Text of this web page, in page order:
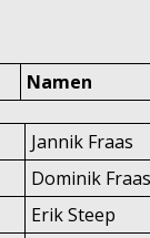
Namen
Jannik Fraas
Dominik Fraas
Erik Steep